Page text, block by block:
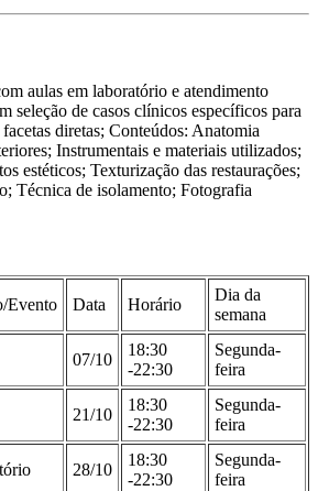
aulas em laboratório e atendimento
seleção de casos clínicos específicos para
diretas; Conteúdos: Anatomia
Instrumentais e materiais utilizados;
estéticos; Texturização das restaurações;
Técnica de isolamento; Fotografia
Evento Data Horário
Dia da
semana
07/10
18:30
-22:30
Segunda-
feira
21/10
18:30
-22:30
Segunda-
feira
28/10
18:30
-22:30
Segunda-
feira